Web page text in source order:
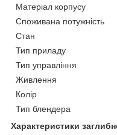
Матеріал корпусу
Споживана потужність
Стан
Тип приладу
Тип управління
Живлення
Колір
Тип блендера
Характеристики